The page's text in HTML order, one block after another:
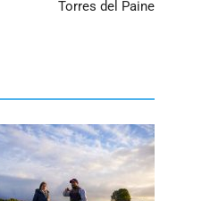
Torres del Paine